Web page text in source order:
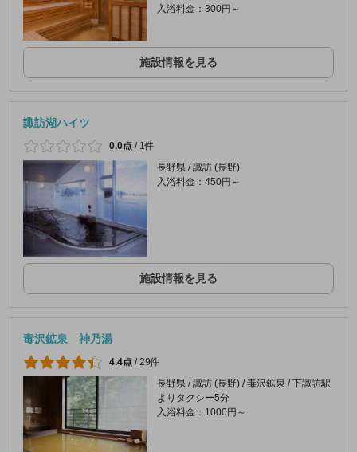
入浴料金：300円～
施設情報を見る
諏訪湖ハイツ
0.0点 / 1件
長野県 / 諏訪 (長野)
入浴料金：450円～
施設情報を見る
毒沢鉱泉 神乃湯
4.4点 /29件
長野県 / 諏訪 (長野) / 毒沢鉱泉 / 下諏訪駅
よりタクシー5分
入浴料金：1000円～